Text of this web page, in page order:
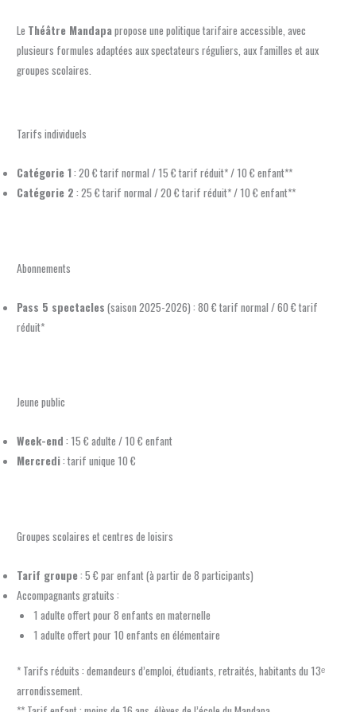
Le Théâtre Mandapapropose une politique tarifaire accessible, avec
plusieurs formules adaptées aux spectateurs réguliers, aux familles et aux
groupes scolaires.
Tarifs individuels
Catégorie 1: 20 € tarif normal / 15 € tarif réduit* / 10 € enfant**
Catégorie 2 : 25 € tarif normal / 20 € tarif réduit* / 10 € enfant**
Abonnements
Pass 5 spectacles (saison 2025-2026) : 80 € tarif normal / 60 € tarif
réduit*
Jeune public
Week-end : 15 € adulte / 10 € enfant
Mercredi: tarif unique 10 €
Groupes scolaires et centres de loisirs
Tarif groupe: 5 € par enfant (à partir de 8 participants)
Accompagnants gratuits :
1 adulte offert pour 8 enfants en maternelle
1 adulte offert pour 10 enfants en élémentaire
* Tarifs réduits : demandeurs d’emploi, étudiants, retraités, habitants du 13ᵉ
arrondissement.